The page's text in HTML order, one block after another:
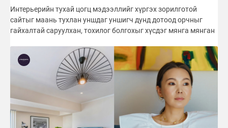
Интерьерийн тухай цогц мэдээллийг хүргэх зорилготой
сайтыг маань тухлан уншдаг уншигч дунд дотоод орчныг
гайхалтай саруулхан, тохилог болгохыг хүсдэг мянга мянган